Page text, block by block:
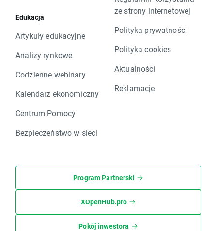
Edukacja
Artykuły edukacyjne
Analizy rynkowe
Codzienne webinary
Kalendarz ekonomiczny
Centrum Pomocy
Bezpieczeństwo w sieci
ze strony internetowej
Polityka prywatności
Polityka cookies
Aktualności
Reklamacje
Program Partnerski
XOpenHub.pro
Pokój inwestora